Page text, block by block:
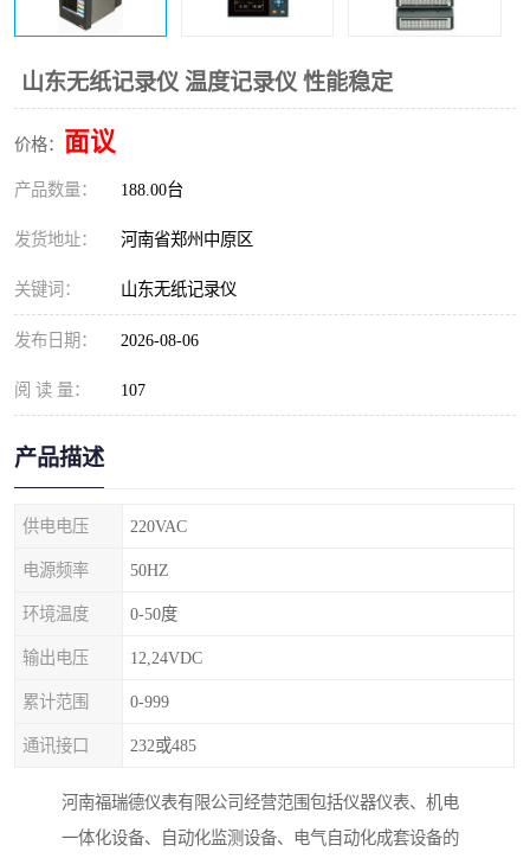
山东无纸记录仪 温度记录仪 性能稳定
价格： 面议
产品数量： 188.00台
发货地址： 河南省郑州中原区
关键词： 山东无纸记录仪
发布日期： 2026-08-06
阅 读 量： 107
产品描述
供电电压 220VAC
电源频率 50HZ
环境温度 0-50度
输出电压 12,24VDC
累计范围 0-999
通讯接口 232或485
河南福瑞德仪表有限公司经营范围包括仪器仪表、机电
一体化设备、自动化监测设备、电气自动化成套设备的
流量仪表 加油站液位仪